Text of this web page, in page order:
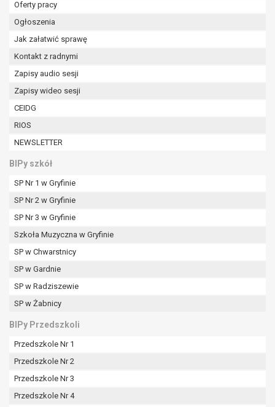
Oferty pracy
Ogłoszenia
Jak załatwić sprawę
Kontakt z radnymi
Zapisy audio sesji
Zapisy wideo sesji
CEIDG
RIOS
NEWSLETTER
BIPy szkół
SP Nr 1 w Gryfinie
SP Nr 2 w Gryfinie
SP Nr 3 w Gryfinie
Szkoła Muzyczna w Gryfinie
SP w Chwarstnicy
SP w Gardnie
SP w Radziszewie
SP w Żabnicy
BIPy Przedszkoli
Przedszkole Nr 1
Przedszkole Nr 2
Przedszkole Nr 3
Przedszkole Nr 4
W przypadku gdy przetwarzanie danych
osobowych odbywa się na podstawie zgody osoby
na przetwarzanie danych osobowych (art. 6 ust. 1
lit a RODO), przysługuje Pani/Panu prawo do
zgody przed jej cofnięciem.
organu nadzorczego na niezgodne z prawem
przetwarzanie Pani/Pana danych osobowych
przez administratora.
Prezes Urzędu Ochrony Danych Osobowych.
W zależności od sfery, w której przetwarzane są
dane osobowe, podanie danych osobowych jest
Pani/Pana dane nie będą poddawane
zautomatyzowanemu podejmowaniu decyzji, w